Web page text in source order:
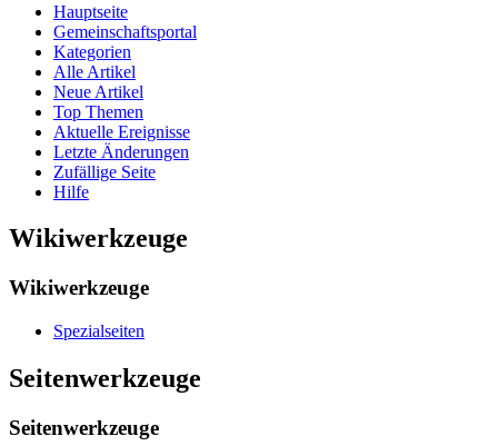
Hauptseite
Gemeinschaftsportal
Kategorien
Alle Artikel
Neue Artikel
Top Themen
Aktuelle Ereignisse
Letzte Änderungen
Zufällige Seite
Hilfe
Wikiwerkzeuge
Wikiwerkzeuge
Spezialseiten
Seitenwerkzeuge
Seitenwerkzeuge